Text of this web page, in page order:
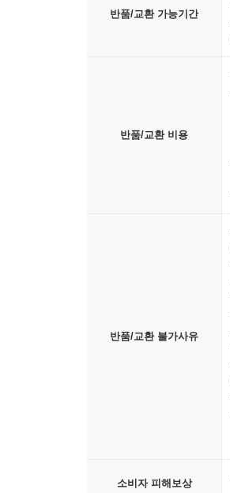
반품/교환 가능기간
반품/교환 비용
반품/교환 불가사유
소비자 피해보상